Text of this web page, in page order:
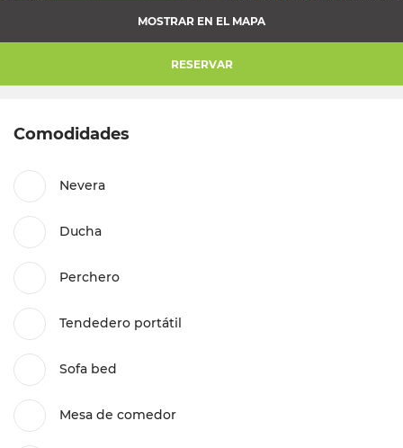
MOSTRAR EN EL MAPA
RESERVAR
Comodidades
Nevera
Ducha
Perchero
Tendedero portátil
Sofa bed
Mesa de comedor